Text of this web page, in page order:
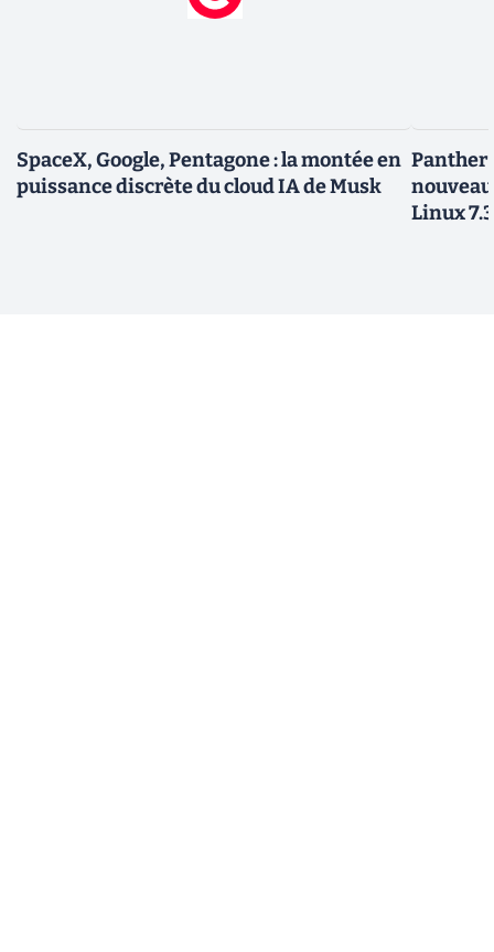
SpaceX, Google, Pentagone : la montée en
puissance discrète du cloud IA de Musk
Panther
Linux 7.3